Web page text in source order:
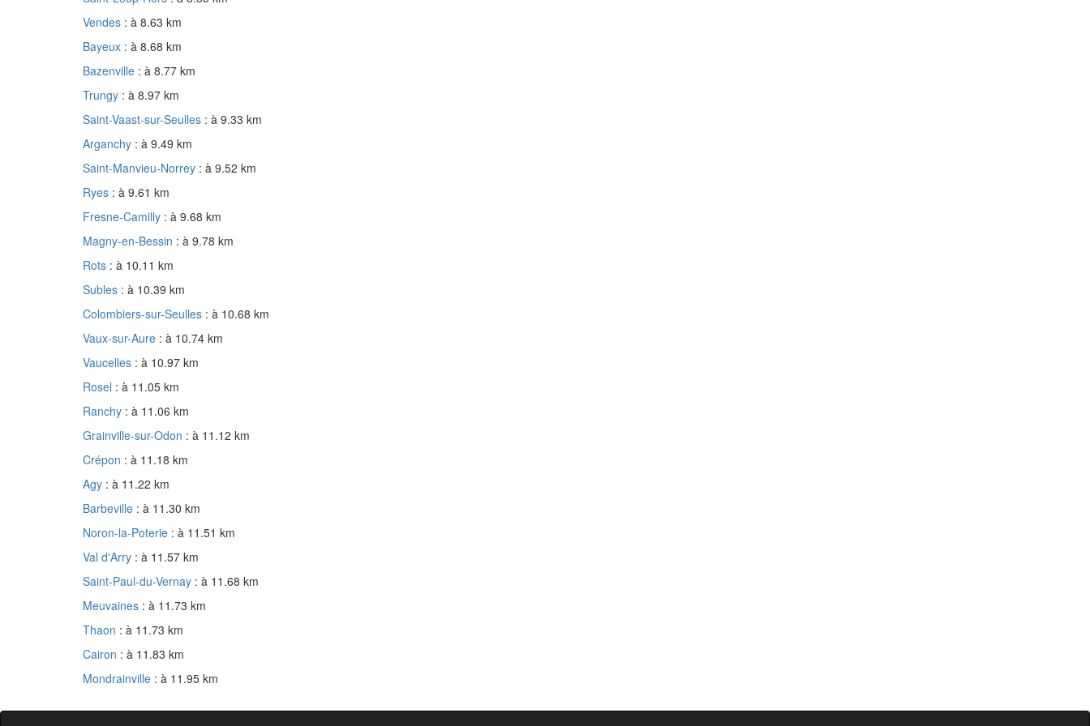
Vendes : à 8.63 km
Bayeux : à 8.68 km
Bazenville : à 8.77 km
Trungy : à 8.97 km
Saint-Vaast-sur-Seulles : à 9.33 km
Arganchy : à 9.49 km
Saint-Manvieu-Norrey : à 9.52 km
Ryes : à 9.61 km
Fresne-Camilly : à 9.68 km
Magny-en-Bessin : à 9.78 km
Rots : à 10.11 km
Subles : à 10.39 km
Colombiers-sur-Seulles : à 10.68 km
Vaux-sur-Aure : à 10.74 km
Vaucelles : à 10.97 km
Rosel : à 11.05 km
Ranchy : à 11.06 km
Grainville-sur-Odon : à 11.12 km
Crépon : à 11.18 km
Agy : à 11.22 km
Barbeville : à 11.30 km
Noron-la-Poterie : à 11.51 km
Val d'Arry : à 11.57 km
Saint-Paul-du-Vernay : à 11.68 km
Meuvaines : à 11.73 km
Thaon : à 11.73 km
Cairon : à 11.83 km
Mondrainville : à 11.95 km